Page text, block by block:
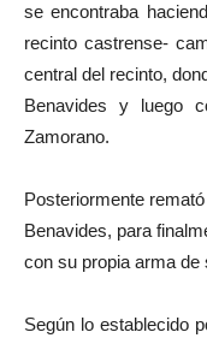
se encontraba
recinto castrense-
central del recinto,
Benavides y luego
Zamorano.
Posteriormente
Benavides, para
con su propia arma de
Según lo establecido